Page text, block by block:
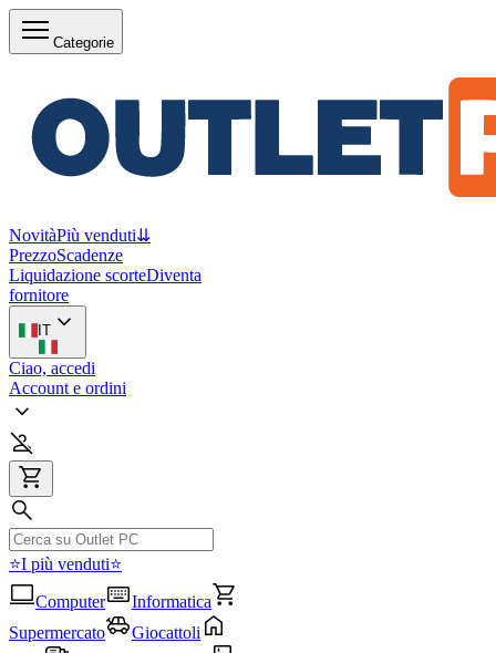
Categorie
NovitàPiù venduti⇊
PrezzoScadenze
Liquidazione scorteDiventa
fornitore
IT
Ciao, accedi
Account e ordini
⭐I più venduti⭐
Computer
Informatica
Supermercato
Giocattoli